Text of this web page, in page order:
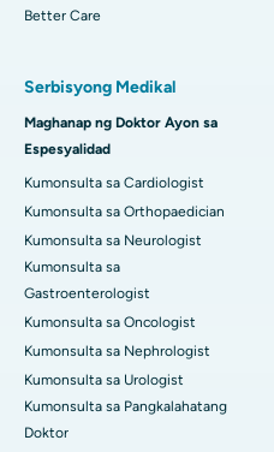
Better Care
Serbisyong Medikal
Maghanap ng Doktor Ayon sa
Espesyalidad
Kumonsulta sa Cardiologist
Kumonsulta sa Orthopaedician
Kumonsulta sa Neurologist
Kumonsulta sa
Gastroenterologist
Kumonsulta sa Oncologist
Kumonsulta sa Nephrologist
Kumonsulta sa Urologist
Kumonsulta sa Pangkalahatang
Doktor